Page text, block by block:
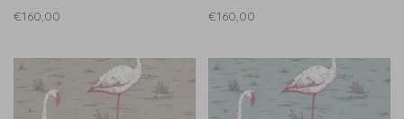
€160,00 €160,00